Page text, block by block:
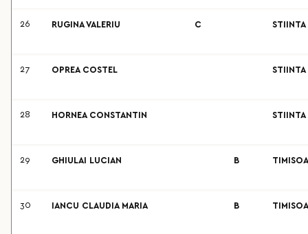
26 RUGINA VALERIU C STIINTA
27 OPREA COSTEL STIINTA
28 HORNEA CONSTANTIN STIINTA
29 GHIULAI LUCIAN B
30 IANCU CLAUDIA MARIA B